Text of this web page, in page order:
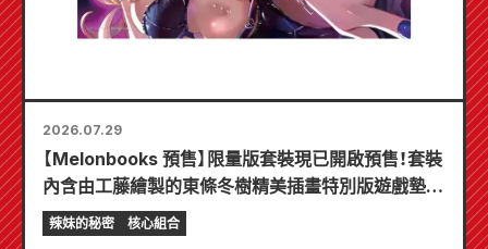
2026.07.29
【Melonbooks 預售】限量版套裝現已開啟預售！套裝
內含由工藤繪製的東條冬樹精美插畫特別版遊戲墊！
《辣妹新娘的秘密》最新第6卷將於10月20日發售！
辣妹的秘密 核心組合